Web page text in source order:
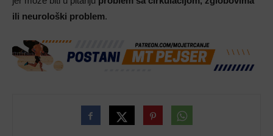
ili neurološki problem.